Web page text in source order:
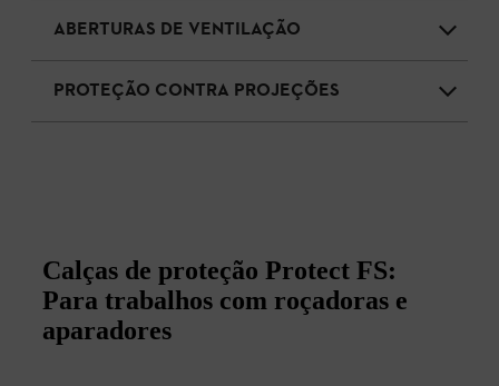
ABERTURAS DE VENTILAÇÃO
PROTEÇÃO CONTRA PROJEÇÕES
Calças de proteção Protect FS:
Para trabalhos com roçadoras e
aparadores